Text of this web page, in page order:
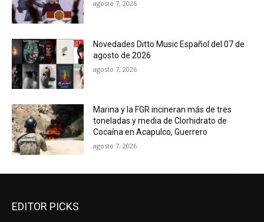
agosto 7, 2026
Novedades Ditto Music Español del 07 de
agosto de 2026
agosto 7, 2026
Marina y la FGR incineran más de tres
toneladas y media de Clorhidrato de
Cocaína en Acapulco, Guerrero
agosto 7, 2026
EDITOR PICKS